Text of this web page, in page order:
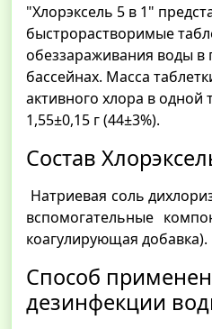
"Хлорэксель 5 в 1"
быстрорастворимые
обеззараживания воды в
бассейнах. Масса
активного хлора в одной
1,55±0,15 г (44±3%).
Состав
Натриевая соль
вспомогательные
коагулирующая добавка).
Способ
дезинфекции